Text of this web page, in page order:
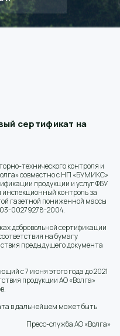
сертификат на
технического контроля и
совместно с НП «БУМИКС»
продукции и услуг ФБУ
контроль за
газетной пониженной массы
00279278-2004.
добровольной сертификации
на бумагу
предыдущего документа
с 7 июня этого года до 2021
продукции АО «Волга»
в дальнейшем может быть
Пресс-служба АО «Волга»